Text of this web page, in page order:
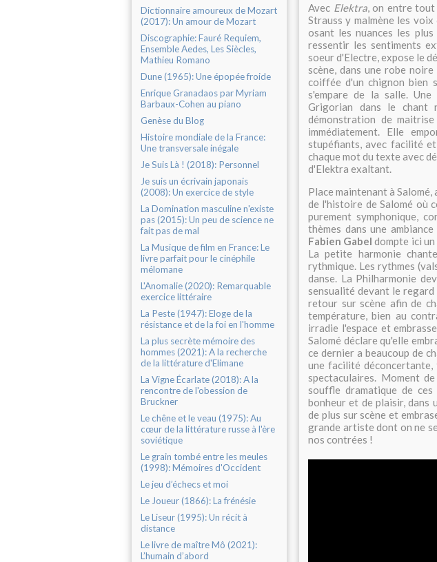
Dictionnaire amoureux de Mozart
(2017): Un amour de Mozart
Discographie: Fauré Requiem,
Ensemble Aedes, Les Siècles,
Mathieu Romano
Dune (1965): Une épopée froide
Enrique Granadaos par Myriam
Barbaux-Cohen au piano
Genèse du Blog
Histoire mondiale de la France:
Une transversale inégale
Je Suis Là ! (2018): Personnel
Je suis un écrivain japonais
(2008): Un exercice de style
La Domination masculine n'existe
pas (2015): Un peu de science ne
fait pas de mal
La Musique de film en France: Le
livre parfait pour le cinéphile
mélomane
L'Anomalie (2020): Remarquable
exercice littéraire
La Peste (1947): Eloge de la
résistance et de la foi en l'homme
La plus secrète mémoire des
hommes (2021): A la recherche
de la littérature d'Elimane
La Vigne Écarlate (2018): A la
rencontre de l'obession de
Bruckner
Le chêne et le veau (1975): Au
cœur de la littérature russe à l'ère
soviétique
Le grain tombé entre les meules
(1998): Mémoires d'Occident
Le jeu d’échecs et moi
Le Joueur (1866): La frénésie
Le Liseur (1995): Un récit à
distance
Le livre de maître Mô (2021):
L’humain d’abord
Avec Elektra, on entre
Strauss y malmène les
osant les nuances les
ressentir les sentiments
soeur d'Electre, expose le
scène, dans une robe
coiffée d'un chignon bien
s'empare de la salle. Une
Grigorian dans le chant
démonstration de
immédiatement. Elle
stupéfiants, avec facilité
chaque mot du texte avec
d'Elektra exaltant.
Place maintenant à Salomé,
de l'histoire de Salomé où
purement symphonique,
thèmes dans une
Fabien Gabeldompte ici
La petite harmonie
rythmique. Les rythmes
danse. La Philharmonie
sensualité devant le
retour sur scène afin de
température, bien au
irradie l'espace et
Salomé déclare qu'elle
ce dernier a beaucoup de
une facilité
spectaculaires. Moment
souffle dramatique de
bonheur et de plaisir, dans
de plus sur scène et
grande artiste dont on ne
nos contrées !